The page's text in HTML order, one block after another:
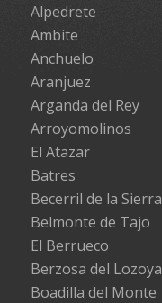
Alpedrete
Ambite
Anchuelo
Aranjuez
Arganda del Rey
Arroyomolinos
El Atazar
Batres
Becerril de la Sierra
Belmonte de Tajo
El Berrueco
Berzosa del Lozoya
Boadilla del Monte